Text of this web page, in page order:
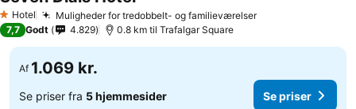
1 Stjerner
Hotel Muligheder for tredobbelt- og familieværelserSe priser
Se priser
7,7 Godt 4.829 0.8 km til Trafalgar Square
Af 1.069 kr.
Se priser fra 5 hjemmesider Se priser